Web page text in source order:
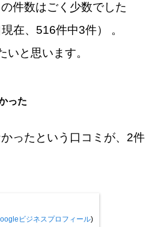
件数はごく少数でした
在、516件中3件） 。
いと思います。
った
ったという口コミが、2件
ビジネスプロフィール)